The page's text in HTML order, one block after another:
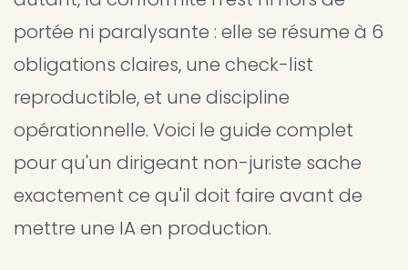
portée ni paralysante : elle se résume à 6
obligations claires, une check-list
reproductible, et une discipline
opérationnelle. Voici le guide complet
pour qu'un dirigeant non-juriste sache
exactement ce qu'il doit faire avant de
mettre une IA en production.